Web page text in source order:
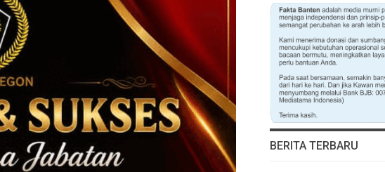
BERITA TERBARU